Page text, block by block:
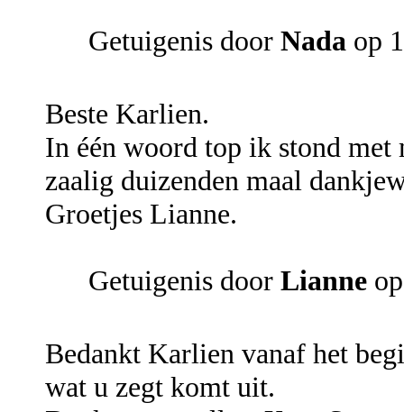
Getuigenis door Nada op
Beste Karlien.
In één woord top ik stond
zaalig duizenden maal
Groetjes Lianne.
Getuigenis door Lianne
Bedankt Karlien vanaf het
wat u zegt komt uit.